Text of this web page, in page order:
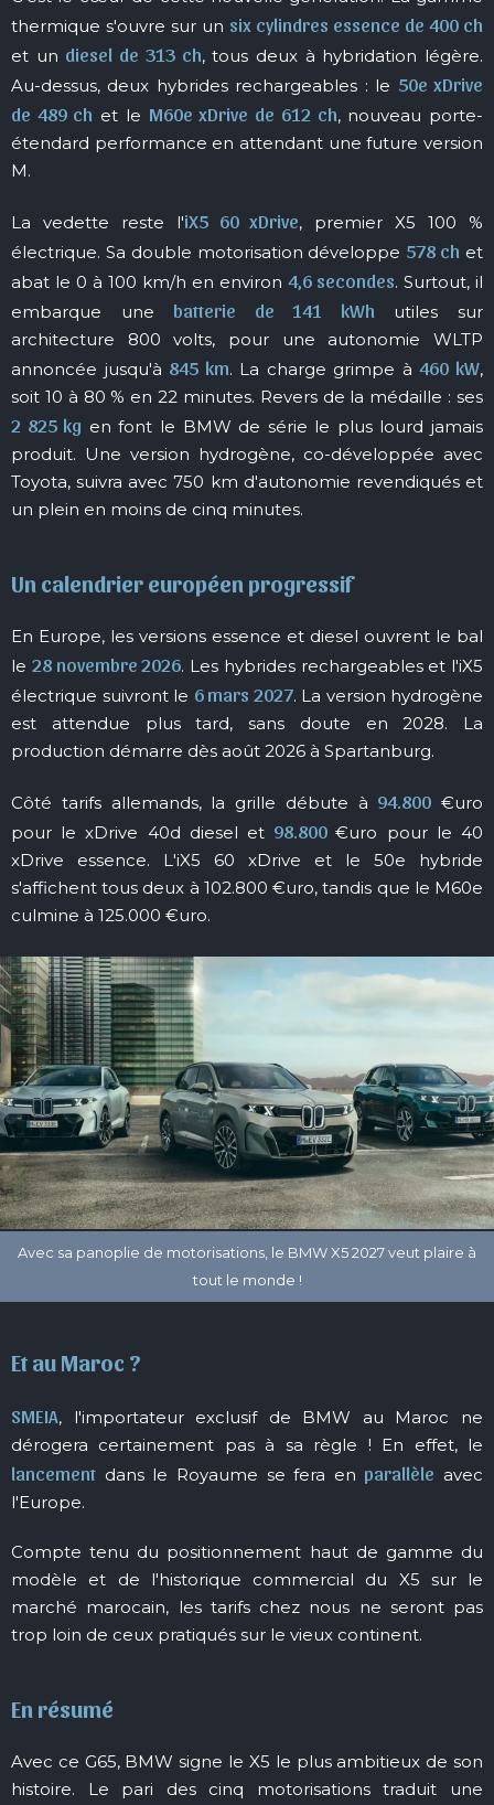
thermique s'ouvre sur un six cylindres essence de 400 ch
et un diesel de 313 ch, tous deux à hybridation légère.
Au-dessus, deux hybrides rechargeables : le 50e xDrive
de 489 ch et le M60e xDrive de 612 ch, nouveau porte-
étendard performance en attendant une future version
M.
La vedette reste l'iX5 60 xDrive, premier X5 100 %
électrique. Sa double motorisation développe 578 ch et
abat le 0 à 100 km/h en environ 4,6 secondes. Surtout, il
embarque une batterie de 141 kWhutiles sur
architecture 800 volts, pour une autonomie WLTP
annoncée jusqu'à 845 km. La charge grimpe à460 kW,
soit 10 à 80 % en 22 minutes. Revers de la médaille : ses
2 825 kg en font le BMW de série le plus lourd jamais
produit. Une version hydrogène, co-développée avec
Toyota, suivra avec 750 km d'autonomie revendiqués et
un plein en moins de cinq minutes.
Un calendrier européen progressif
En Europe, les versions essence et diesel ouvrent le bal
le 28 novembre 2026. Les hybrides rechargeables et l'iX5
électrique suivront le 6 mars 2027. La version hydrogène
est attendue plus tard, sans doute en 2028. La
production démarre dès août 2026 à Spartanburg.
Côté tarifs allemands, la grille débute à 94.800 €uro
pour le xDrive 40d diesel et 98.800€uro pour le 40
xDrive essence. L'iX5 60 xDrive et le 50e hybride
s'affichent tous deux à 102.800 €uro, tandis que le M60e
culmine à 125.000 €uro.
Et au Maroc ?
SMEIA, l'importateur exclusif de BMW au Maroc ne
dérogera certainement pas à sa règle ! En effet, le
lancement dans le Royaume se fera en parallèle avec
l'Europe.
Compte tenu du positionnement haut de gamme du
modèle et de l'historique commercial du X5 sur le
marché marocain, les tarifs chez nous ne seront pas
trop loin de ceux pratiqués sur le vieux continent.
En résumé
Avec ce G65, BMW signe le X5 le plus ambitieux de son
histoire. Le pari des cinq motorisations traduit une